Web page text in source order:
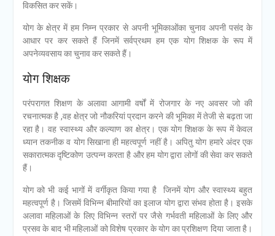
विकसित कर सकें।
योग के क्षेत्र में हम निम्न प्रकार से अपनी भूमिकाओंका चुनाव अपनी पसंद के
आधार पर कर सकते हैं जिनमें सर्वप्रथम हम एक योग शिक्षक के रूप में
अपनेव्यवसाय का चुनाव कर सकते हैं।
योग शिक्षक
परंपरागत शिक्षण के अलावा आगामी वर्षों में रोजगार के नए अवसर जो की
रचनात्मक है ,वह क्षेत्र जो नौकरियां प्रदान करने की भूमिका में तेजी से बढ़ता जा
रहा है। वह स्वास्थ्य और कल्याण का क्षेत्र। एक योग शिक्षक के रूप में केवल
ध्यान तकनीक व योग सिखाना ही महत्वपूर्ण नहीं है। अपितु योग हमारे अंदर एक
सकारात्मक दृष्टिकोण उत्पन्न करता है और हम योग द्वारा लोगों की सेवा कर सकते
हैं।
योग को भी कई भागों में वर्गीकृत किया गया है जिनमें योग और स्वास्थ्य बहुत
महत्वपूर्ण है। जिसमें विभिन्न बीमारियों का इलाज योग द्वारा संभव होता है। इसके
अलावा महिलाओं के लिए विभिन्न स्तरों पर जैसे गर्भवती महिलाओं के लिए और
प्रसव के बाद भी महिलाओं को विशेष प्रकार के योग का प्रशिक्षण दिया जाता है।